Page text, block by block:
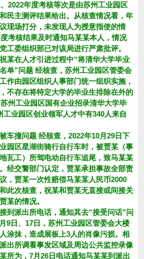
2022年度考核等次是由苏州工业园区
民主测评结果给出。从核查情况看，年
现场打分，未发现人为授意指使的情
考核结果及时通知马某某本人，情况
工委组织部已对该局进行严肃批评。
某在人才引进过程中“将清华大学毕业
单”问题 经核查，苏州工业园区管委会
作由园区组织人事部门统一组织实施，
不存在将特定大学的毕业生排除在外的
州工业园区国有企业招录清华大学毕
工业园区创业领军人才中有340人来自
车撞问题 经核查，2022年10月29日下
园区星湖街骑行自行车时，被贾某（事
瓦工）所驾电动自行车追尾，致马某某
经交警部门认定，贾某承担事故全部责
，贾某一次性赔偿马某某人民币2000
此次核查，祝某和贾某无直接或间接关
某的情况。
到派出所电话，通知其去“接受问话”问
9日、17日，苏州工业园区管委会大楼
涂抹，造成展板上3人的肖像污损。相
出所调看事发区域及周边公共监控录像
所为，7月26日电话通知马某某到派出